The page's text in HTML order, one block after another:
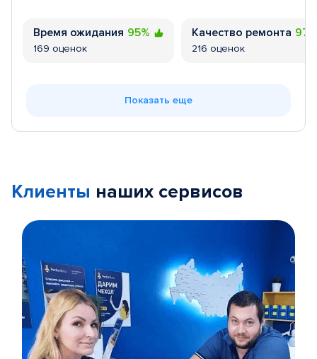
Время ожидания 95%
169 оценок
Качество ремонта
216 оценок
Показать еще
Клиенты наших сервисов